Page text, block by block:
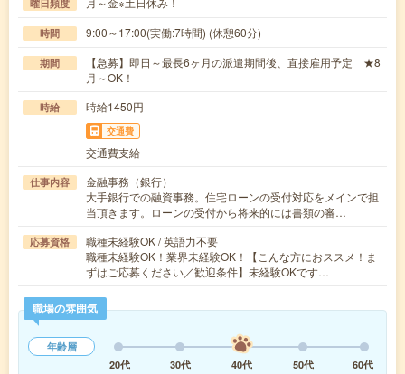
曜日頻度
時間 9:00～17:00(実働:7時間) (休憩60分)
期間
【急募】即日～最長6ヶ月の派遣期間後、直接雇用予定 ★8
月～OK！
時給 時給1450円
交通費
交通費支給
仕事内容
金融事務（銀行）
大手銀行での融資事務。住宅ローンの受付対応をメインで担
当頂きます。ローンの受付から将来的には書類の審…
応募資格
職種未経験OK / 英語力不要
職種未経験OK！業界未経験OK！【こんな方におススメ！ま
ずはご応募ください／歓迎条件】未経験OKです…
職場の雰囲気
年齢層
20代
30代 40代 50代 60代